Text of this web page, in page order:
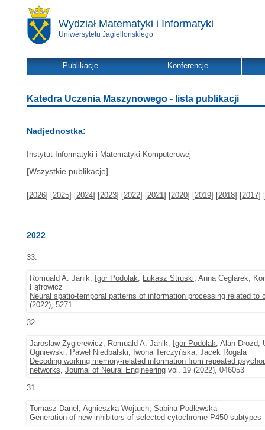
Wydział Matematyki i Informatyki
Uniwersytetu Jagiellońskiego
Publikacje Konferencje
Katedra Uczenia Maszynowego - lista publikacji
Nadjednostka:
Instytut Informatyki i Matematyki Komputerowej
[Wszystkie publikacje]
[2026] [2025] [2024] [2023] [2022] [2021] [2020] [2019] [2018] [2017] [
2022
33.
Romuald A. Janik, Igor Podolak, Łukasz Struski, Anna Ceglarek,
Fąfrowicz
Neural spatio-temporal patterns of information processing related
(2022), 5271
32.
Jarosław Żygierewicz, Romuald A. Janik, Igor Podolak, Alan Drozd,
Ogniewski, Paweł Niedbalski, Iwona Terczyńska, Jacek Rogala
Decoding working memory-related information from repeated
networks, Journal of Neural Engineering vol. 19 (2022), 046053
31.
Tomasz Danel, Agnieszka Wojtuch, Sabina Podlewska
Generation of new inhibitors of selected cytochrome P450 subtypes